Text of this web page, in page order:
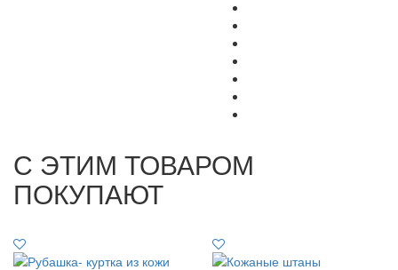
С ЭТИМ ТОВАРОМ
ПОКУПАЮТ